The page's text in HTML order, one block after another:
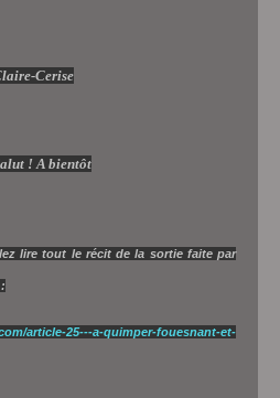
Cerise
lire tout le récit de la sortie faite par
article-25---a-quimper-fouesnant-et-